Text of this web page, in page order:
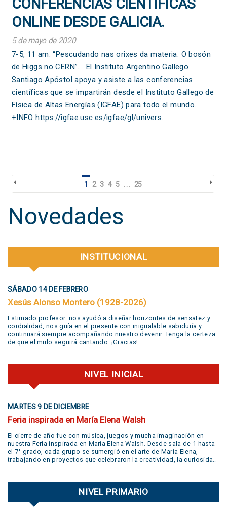
CONFERENCIAS CIENTÍFICAS
ONLINE DESDE GALICIA.
5 de mayo de 2020
7-5, 11 am. “Pescudando nas orixes da materia. O bosón
de Higgs no CERN”. El Instituto Argentino Gallego
Santiago Apóstol apoya y asiste a las conferencias
científicas que se impartirán desde el Instituto Gallego de
Física de Altas Energías (IGFAE) para todo el mundo.
+INFO https://igfae.usc.es/igfae/gl/univers..
1 2 3 4 5 . . . 25
Novedades
INSTITUCIONAL
SÁBADO 14 DE FEBRERO
Xesús Alonso Montero (1928-2026)
Estimado profesor: nos ayudó a diseñar horizontes de sensatez y
cordialidad, nos guía en el presente con inigualable sabiduría y
continuará siempre acompañando nuestro devenir. Tenga la certeza
de que el mirlo seguirá cantando. ¡Gracias!
NIVEL INICIAL
MARTES 9 DE DICIEMBRE
Feria inspirada en María Elena Walsh
El cierre de año fue con música, juegos y mucha imaginación en
nuestra Feria inspirada en María Elena Walsh. Desde sala de 1 hasta
el 7° grado, cada grupo se sumergió en el arte de María Elena,
trabajando en proyectos que celebraron la creatividad, la curiosidad,
@jivers.swing por sumarse a cerrar la jornada con su música.
¡Gracias por el talento y la alegría que nos compartieron! VER VIDEO
NIVEL PRIMARIO